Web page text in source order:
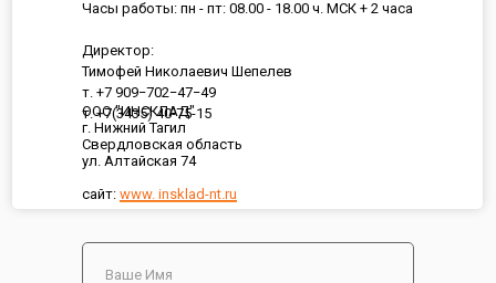
ООО "ИНСКЛАД"
г. Нижний Тагил
Свердловская область
ул. Алтайская 74
сайт: www. insklad-nt.ru
Часы работы: пн - пт: 08.00 - 18.00 ч. МСК + 2 часа
Директор:
Тимофей Николаевич Шепелев
т. +7 909−702−47−49
т. +7(3435) 40-75-15